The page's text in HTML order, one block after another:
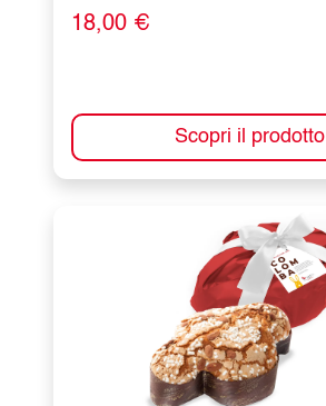
18,00 €
Scopri il prodotto